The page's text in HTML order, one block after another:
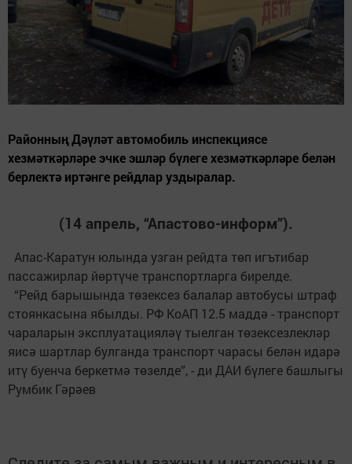
Районның Дәүләт автомобиль инспекциясе
хезмәткәрләре эчке эшләр бүлеге хезмәткәрләре белән
берлектә иртәнге рейдлар уздыралар.
(14 апрель, “Апастово-информ”).
Апас-Каратун юлында узган рейдта төп игътибар
пассажирлар йөртүче транспортларга бирелде.
“Рейд барышында төзексез балалар автобусы штраф
стоянкасына ябылды. РФ КоАП 12.5 маддә - транспорт
чараларын эксплуатацияләү тыелган төзексезлекләр
яисә шартлар булганда транспорт чарасы белән идарә
итү буенча беркетмә төзелде”, - ди ДАИ бүлеге башлыгы
Румбик Гәрәев